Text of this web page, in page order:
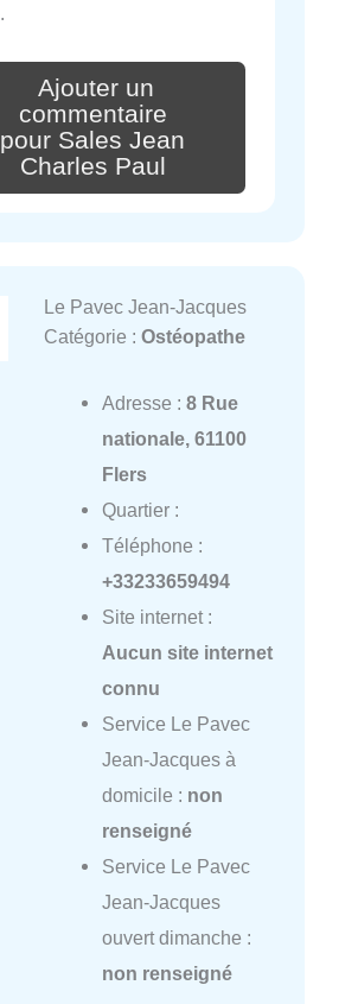
Ajouter un
commentaire
pour Sales Jean
Charles Paul
Le Pavec Jean-Jacques
Catégorie : Ostéopathe
Adresse : 8 Rue
nationale, 61100
Flers
Quartier :
Téléphone :
+33233659494
Site internet :
Aucun site internet
connu
Service Le Pavec
Jean-Jacques à
domicile : non
renseigné
Service Le Pavec
Jean-Jacques
ouvert dimanche :
non renseigné